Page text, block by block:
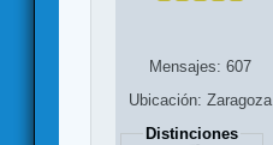
Mensajes: 607
Ubicación: Zaragoza
Distinciones